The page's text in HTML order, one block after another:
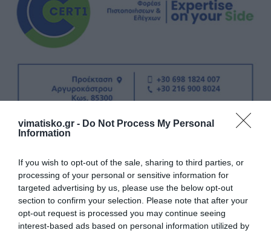
vimatisko.gr - Do Not Process My Personal
Information
If you wish to opt-out of the sale, sharing to third parties, or
processing of your personal or sensitive information for
targeted advertising by us, please use the below opt-out
section to confirm your selection. Please note that after your
opt-out request is processed you may continue seeing
interest-based ads based on personal information utilized by